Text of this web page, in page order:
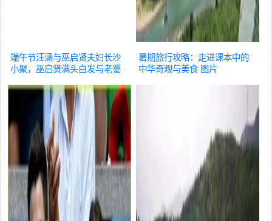
端午节汪涵与巫启贤夫妇长沙
小聚，巫启贤满头白发与老婆
暑期旅行攻略：走进课本中的
中华奇观与美食 图片